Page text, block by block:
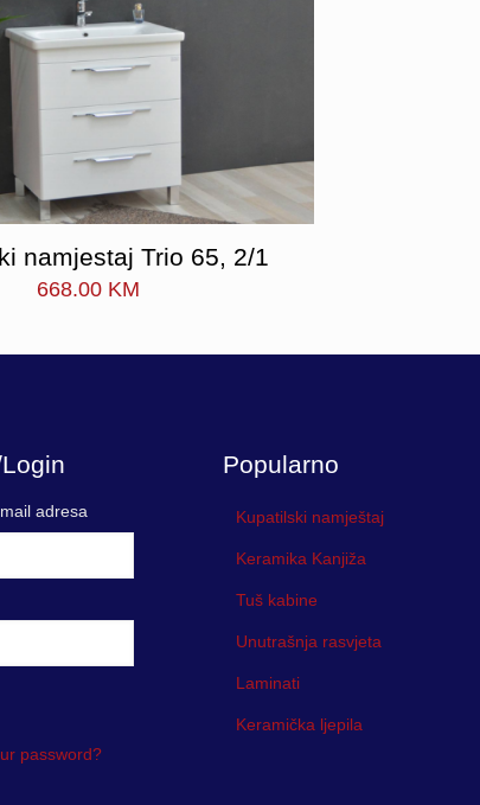
namjestaj Trio 65, 2/1
668.00 KM
adresa
password?
Popularno
Kupatilski namještaj
Keramika Kanjiža
Tuš kabine
Unutrašnja rasvjeta
Laminati
Keramička ljepila